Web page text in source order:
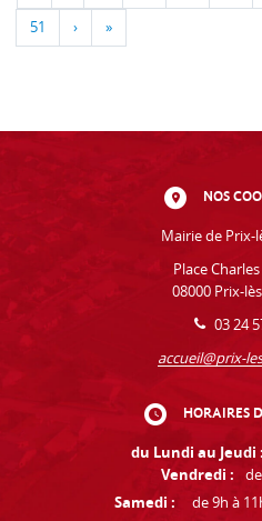
51 › »
NOS
Mairie de Prix-
Place
08000 Prix-
03 24
accueil@prix-
HORAIRES
du Lundi au Jeudi :
Vendredi :
Samedi :
de 9h à